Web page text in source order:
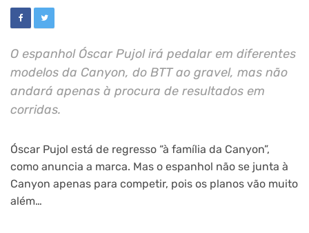
O espanhol Óscar Pujol irá pedalar em diferentes
modelos da Canyon, do BTT ao gravel, mas não
andará apenas à procura de resultados em
corridas.
Óscar Pujol está de regresso “à família da Canyon”,
como anuncia a marca. Mas o espanhol não se junta à
Canyon apenas para competir, pois os planos vão muito
além…